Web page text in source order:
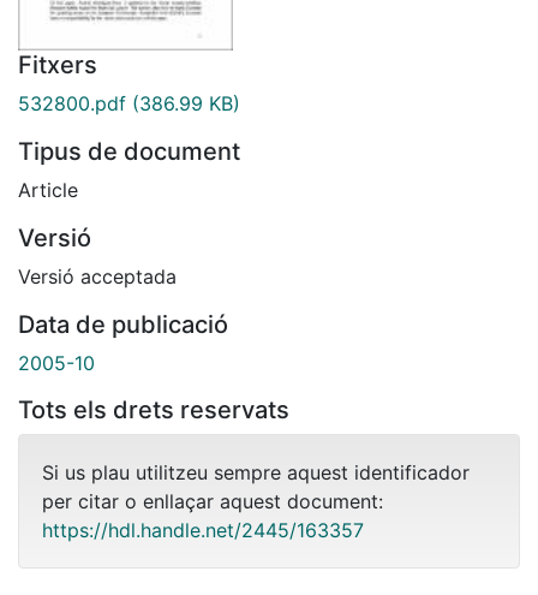
Fitxers
532800.pdf (386.99 KB)
Tipus de document
Article
Versió
Versió acceptada
Data de publicació
2005-10
Tots els drets reservats
Si us plau utilitzeu sempre aquest identificador
per citar o enllaçar aquest document:
https://hdl.handle.net/2445/163357